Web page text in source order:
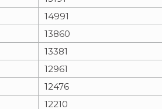
14991
13860
13381
12961
12476
12210